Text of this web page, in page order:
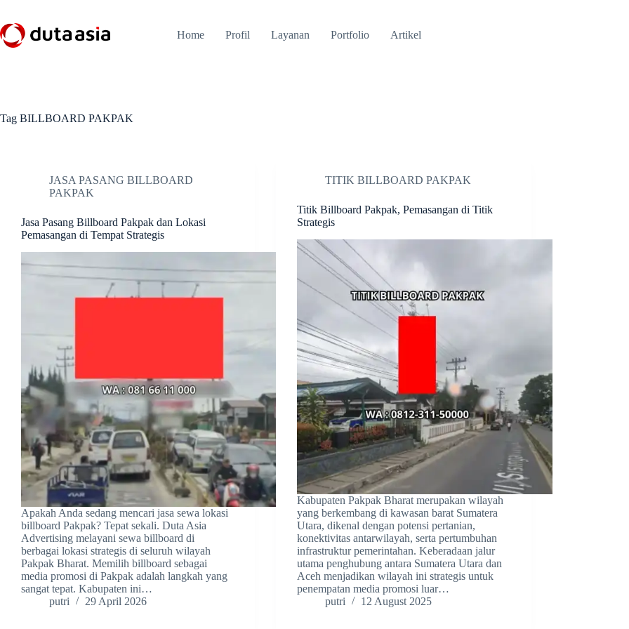
content
Home Profil Layanan Portfolio Artikel
Tag BILLBOARD PAKPAK
JASA PASANG BILLBOARD
PAKPAK
Jasa Pasang Billboard Pakpak dan Lokasi
Pemasangan di Tempat Strategis
Apakah Anda sedang mencari jasa sewa lokasi
billboard Pakpak? Tepat sekali. Duta Asia
Advertising melayani sewa billboard di
berbagai lokasi strategis di seluruh wilayah
Pakpak Bharat. Memilih billboard sebagai
media promosi di Pakpak adalah langkah yang
sangat tepat. Kabupaten ini…
putri
29 April 2026
TITIK BILLBOARD PAKPAK
Titik Billboard Pakpak, Pemasangan di Titik
Strategis
Kabupaten Pakpak Bharat merupakan wilayah
yang berkembang di kawasan barat Sumatera
Utara, dikenal dengan potensi pertanian,
konektivitas antarwilayah, serta pertumbuhan
infrastruktur pemerintahan. Keberadaan jalur
utama penghubung antara Sumatera Utara dan
Aceh menjadikan wilayah ini strategis untuk
penempatan media promosi luar…
putri
12 August 2025